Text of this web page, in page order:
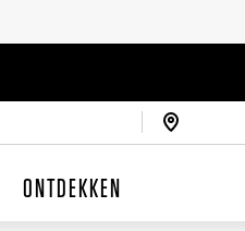
ONTDEKKEN